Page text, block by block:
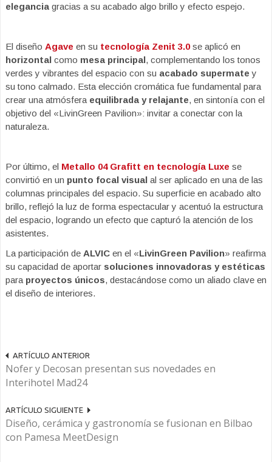
elegancia gracias a su acabado algo brillo y efecto espejo.
El diseño Agave en su tecnología Zenit 3.0 se aplicó en
horizontal como mesa principal, complementando los tonos
verdes y vibrantes del espacio con su acabado supermate y
su tono calmado. Esta elección cromática fue fundamental para
crear una atmósfera equilibrada y relajante, en sintonía con el
objetivo del «LivinGreen Pavilion»: invitar a conectar con la
naturaleza.
Por último, el Metallo 04 Grafitt en tecnología Luxe se
convirtió en un punto focal visual al ser aplicado en una de las
columnas principales del espacio. Su superficie en acabado alto
brillo, reflejó la luz de forma espectacular y acentuó la estructura
del espacio, logrando un efecto que capturó la atención de los
asistentes.
La participación de ALVIC en el «LivinGreen Pavilion» reafirma
su capacidad de aportar soluciones innovadoras y estéticas
para proyectos únicos, destacándose como un aliado clave en
el diseño de interiores.
ARTÍCULO ANTERIOR
Nofer y Decosan presentan sus novedades en
Interihotel Mad24
ARTÍCULO SIGUIENTE
Diseño, cerámica y gastronomía se fusionan en Bilbao
con Pamesa MeetDesign